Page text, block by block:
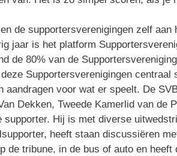
de supportersverenigingen zelf aan
jaar is het platform
de 80% van de
Supportersverenigingen
aandragen voor wat er speelt. De
Dekken, Tweede Kamerlid van de
supporter. Hij is met diverse
heeft staan discussiëren
de tribune, in de bus of auto en